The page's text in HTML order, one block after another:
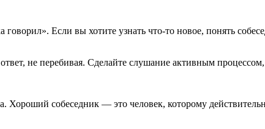
Если вы хотите узнать что-то новое, понять
не перебивая. Сделайте слушание активным
Хороший собеседник — это человек, которому